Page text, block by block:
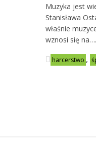
Muzyka jest
Stanisława
właśnie
wznosi się
harcerstwo ,